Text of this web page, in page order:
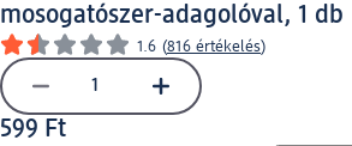
mosogatószer-adagolóval, 1 db
1.6 (816 értékelés)
599 Ft